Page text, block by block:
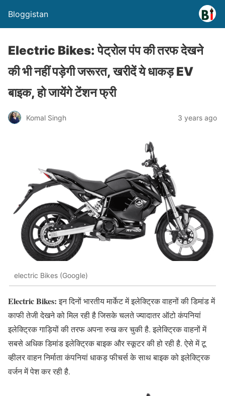
Bloggistan
Electric Bikes: पेट्रोल पंप की तरफ देखने
की भी नहीं पड़ेगी जरूरत, खरीदें ये धाकड़ EV
बाइक, हो जायेंगे टेंशन फ्री
Komal Singh 3 years ago
electric Bikes (Google)
Electric Bikes:इन दिनों भारतीय मार्केट में इलेक्ट्रिक वाहनों की डिमांड में
काफी तेजी देखने को मिल रही है जिसके चलते ज्यादातर ऑटो कंपनियां
इलेक्ट्रिक गाड़ियों की तरफ अपना रुख कर चुकी है. इलेक्ट्रिक वाहनों में
सबसे अधिक डिमांड इलेक्ट्रिक बाइक और स्कूटर की हो रही है. ऐसे में टू
व्हीलर वाहन निर्माता कंपनियां धाकड़ फीचर्स के साथ बाइक को इलेक्ट्रिक
वर्जन में पेश कर रही है.